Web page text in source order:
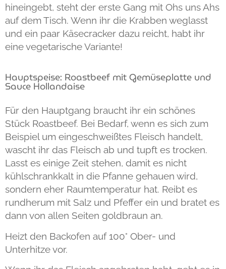
hineingebt, steht der erste Gang mit Ohs uns Ahs
auf dem Tisch. Wenn ihr die Krabben weglasst
und ein paar Käsecracker dazu reicht, habt ihr
eine vegetarische Variante!
Hauptspeise: Roastbeef mit Gemüseplatte und
Sauce Hollandaise
Für den Hauptgang braucht ihr ein schönes
Stück Roastbeef. Bei Bedarf, wenn es sich zum
Beispiel um eingeschweißtes Fleisch handelt,
wascht ihr das Fleisch ab und tupft es trocken.
Lasst es einige Zeit stehen, damit es nicht
kühlschrankkalt in die Pfanne gehauen wird,
sondern eher Raumtemperatur hat. Reibt es
rundherum mit Salz und Pfeffer ein und bratet es
dann von allen Seiten goldbraun an.
Heizt den Backofen auf 100° Ober- und
Unterhitze vor.